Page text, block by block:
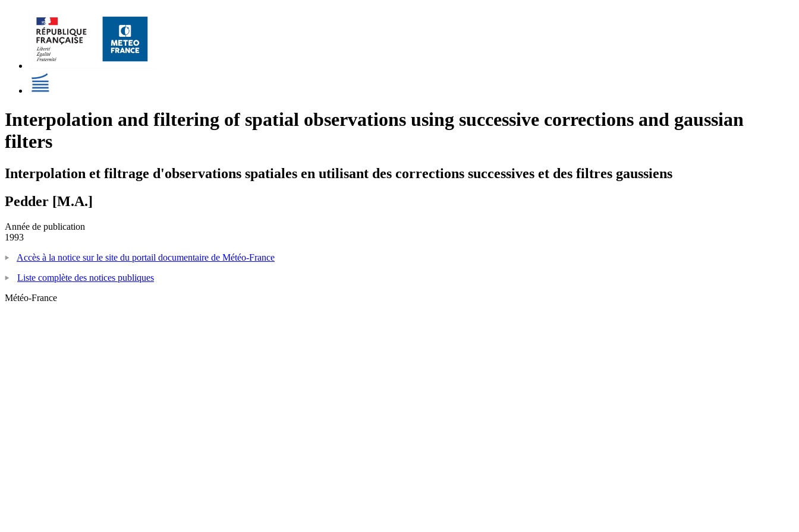
Interpolation and filtering of spatial observations using successive corrections and gaussian
filters
Interpolation et filtrage d'observations spatiales en utilisant des corrections successives et des filtres gaussiens
Pedder [M.A.]
Année de publication
1993
Accès à la notice sur le site du portail documentaire de Météo-France
Liste complète des notices publiques
Météo-France